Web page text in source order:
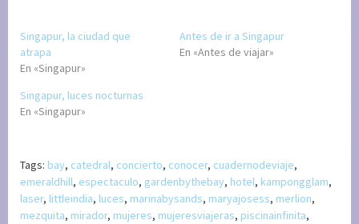
Singapur, la ciudad que
atrapa
En «Singapur»
Antes de ir a Singapur
En «Antes de viajar»
Singapur, luces nocturnas
En «Singapur»
Tags: bay, catedral, concierto, conocer, cuadernodeviaje,
emeraldhill, espectaculo, gardenbythebay, hotel, kampongglam,
laser, littleindia, luces, marinabysands, maryajosess, merlion,
mezquita, mirador, mujeres, mujeresviajeras, piscinainfinita,